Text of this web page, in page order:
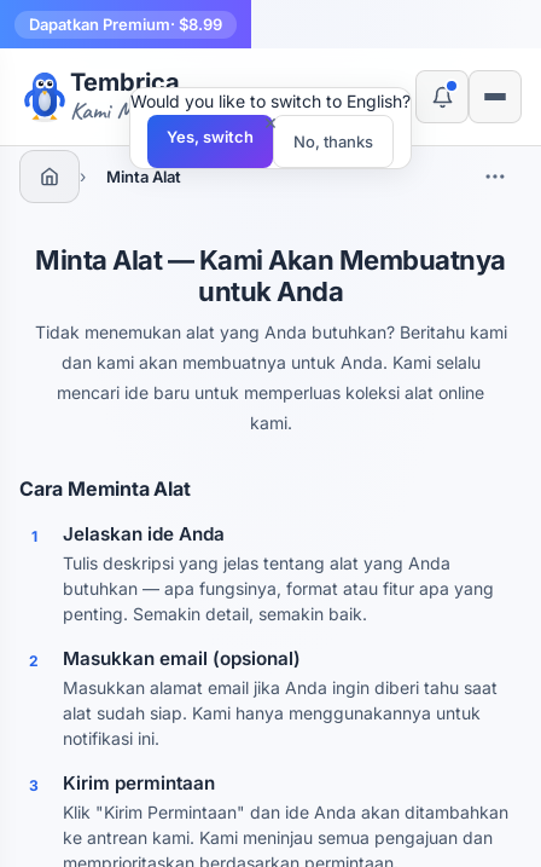
Dapatkan Premium· $8.99
Tembrica
Kami Membuat Alat
› Minta Alat
Minta Alat — Kami Akan Membuatnya
untuk Anda
Tidak menemukan alat yang Anda butuhkan? Beritahu kami
dan kami akan membuatnya untuk Anda. Kami selalu
mencari ide baru untuk memperluas koleksi alat online
kami.
Cara Meminta Alat
1 Jelaskan ide Anda
Tulis deskripsi yang jelas tentang alat yang Anda
butuhkan — apa fungsinya, format atau fitur apa yang
penting. Semakin detail, semakin baik.
2 Masukkan email (opsional)
Masukkan alamat email jika Anda ingin diberi tahu saat
alat sudah siap. Kami hanya menggunakannya untuk
notifikasi ini.
3 Kirim permintaan
Klik "Kirim Permintaan" dan ide Anda akan ditambahkan
ke antrean kami. Kami meninjau semua pengajuan dan
memprioritaskan berdasarkan permintaan.
×
Would you like to switch to English?
Yes, switch No, thanks